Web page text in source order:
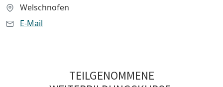
Welschnofen
E-Mail
TEILGENOMMENE